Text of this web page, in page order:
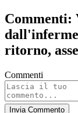
Commenti:
ritorno,
Commenti
Invia Commento